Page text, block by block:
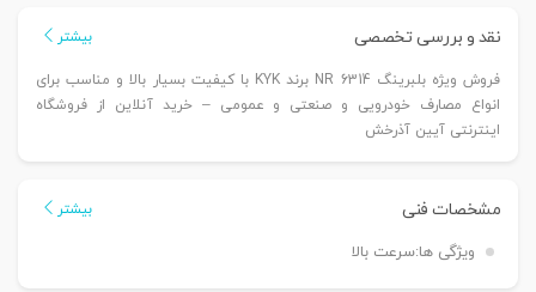
نقد و بررسی تخصصی بیشتر
فروش ویژه بلبرینگ 6314 NR برند KYK با کیفیت بسیار بالا و مناسب برای
انواع مصارف خودرویی و صنعتی و عمومی – خرید آنلاین از فروشگاه
اینترنتی آیین آذرخش
مشخصات فنی بیشتر
ویژگی ها:سرعت بالا